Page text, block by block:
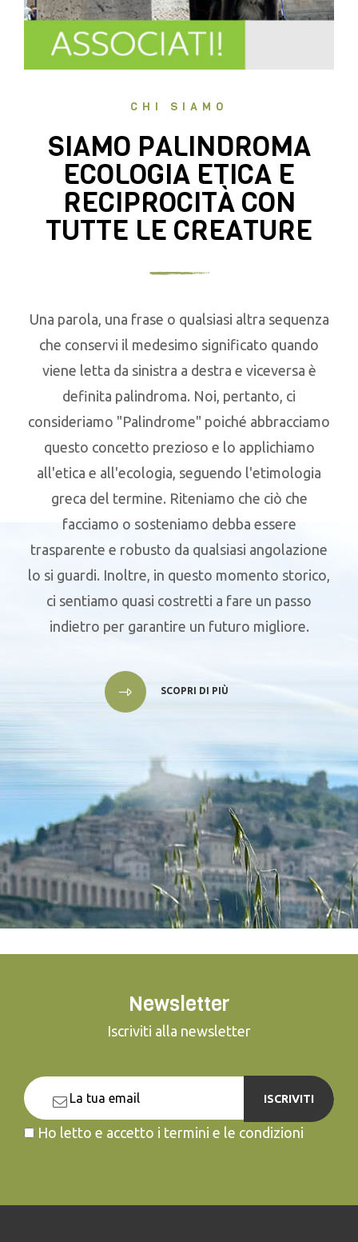
CHI SIAMO
SIAMO PALINDROMA
ECOLOGIA ETICA E
RECIPROCITÀ CON
TUTTE LE CREATURE
Una parola, una frase o qualsiasi altra sequenza
che conservi il medesimo significato quando
viene letta da sinistra a destra e viceversa è
definita palindroma. Noi, pertanto, ci
consideriamo "Palindrome" poiché abbracciamo
questo concetto prezioso e lo applichiamo
all'etica e all'ecologia, seguendo l'etimologia
greca del termine. Riteniamo che ciò che
facciamo o sosteniamo debba essere
trasparente e robusto da qualsiasi angolazione
lo si guardi. Inoltre, in questo momento storico,
ci sentiamo quasi costretti a fare un passo
indietro per garantire un futuro migliore.
SCOPRI DI PIÙ
Newsletter
Iscriviti alla newsletter
ISCRIVITI
Ho letto e accetto i termini e le condizioni